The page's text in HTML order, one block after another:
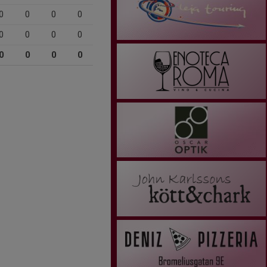
0 0
0
0 0
0
0 0 0 0